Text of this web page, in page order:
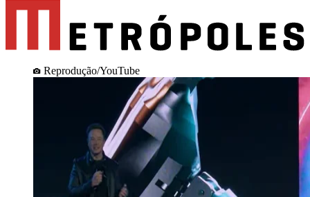
Reprodução/YouTube